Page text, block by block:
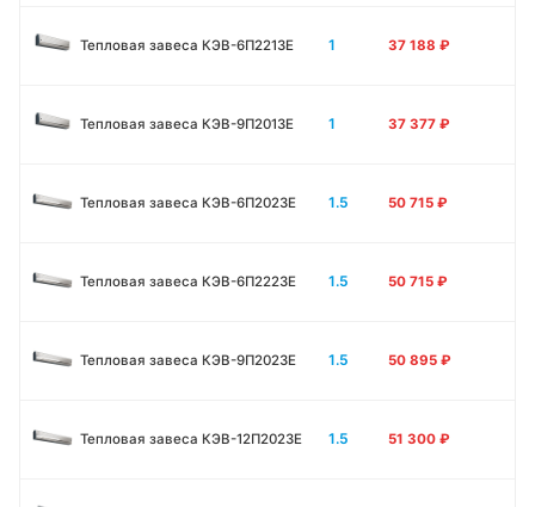
Тепловая завеса КЭВ-6П2213Е 1 37 188 ₽
Тепловая завеса КЭВ-9П2013E 1 37 377 ₽
Тепловая завеса КЭВ-6П2023E 1.5 50 715 ₽
Тепловая завеса КЭВ-6П2223E 1.5 50 715 ₽
Тепловая завеса КЭВ-9П2023E 1.5 50 895 ₽
Тепловая завеса КЭВ-12П2023E 1.5 51 300 ₽